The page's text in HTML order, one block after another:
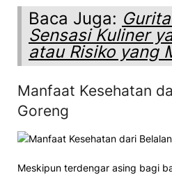
Baca Juga:
Sensasi Kuliner
atau Risiko yang
Manfaat Kesehatan
Goreng
Meskipun terdengar asing bagi